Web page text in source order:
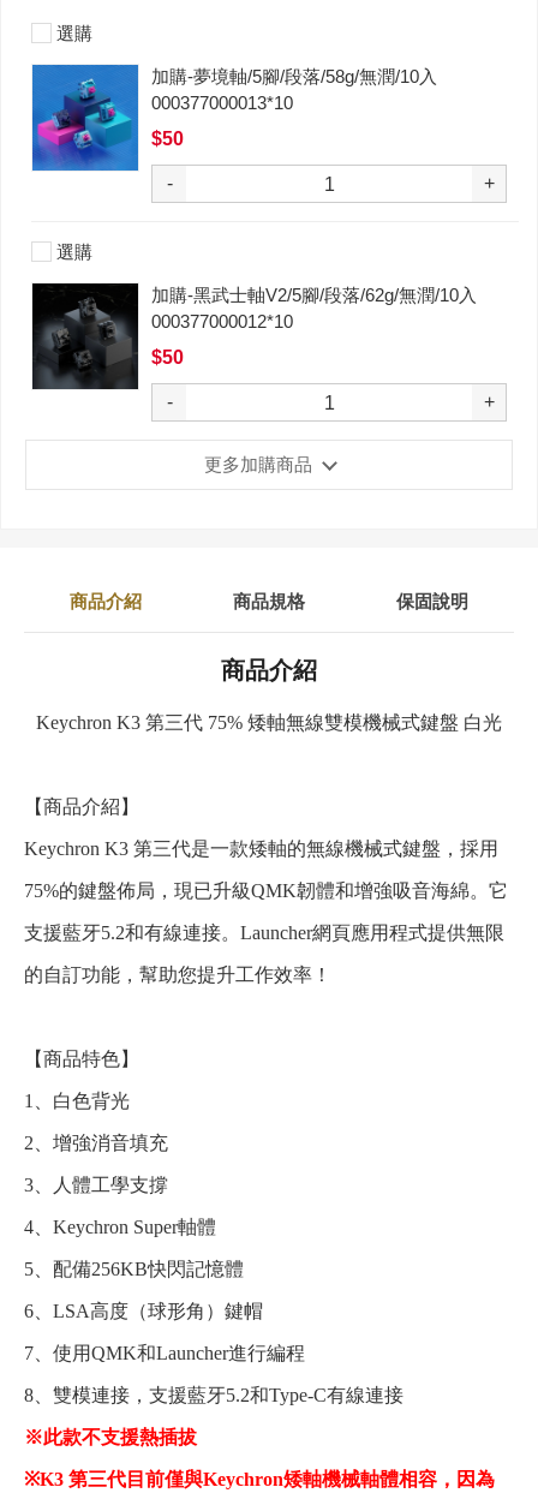
選購
加購-夢境軸/5腳/段落/58g/無潤/10入
000377000013*10
$50
- +
選購
加購-黑武士軸V2/5腳/段落/62g/無潤/10入
000377000012*10
$50
- +
更多加購商品
商品介紹 商品規格 保固說明
商品介紹
Keychron K3 第三代 75% 矮軸無線雙模機械式鍵盤 白光
【商品介紹】
Keychron K3 第三代是一款矮軸的無線機械式鍵盤，採用
75%的鍵盤佈局，現已升級QMK韌體和增強吸音海綿。它
支援藍牙5.2和有線連接。Launcher網頁應用程式提供無限
的自訂功能，幫助您提升工作效率！
【商品特色】
1、白色背光
2、增強消音填充
3、人體工學支撐
4、Keychron Super軸體
5、配備256KB快閃記憶體
6、LSA高度（球形角）鍵帽
7、使用QMK和Launcher進行編程
8、雙模連接，支援藍牙5.2和Type-C有線連接
※此款不支援熱插拔
※K3 第三代目前僅與Keychron矮軸機械軸體相容，因為